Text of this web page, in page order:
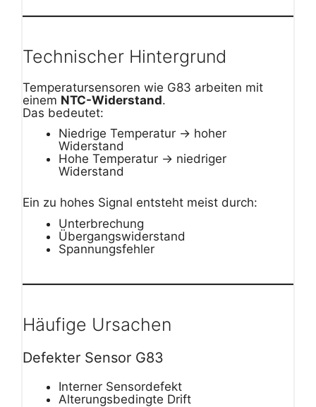
Technischer Hintergrund
Temperatursensoren wie G83 arbeiten mit
einem NTC-Widerstand.
Das bedeutet:
Niedrige Temperatur → hoher
Widerstand
Hohe Temperatur → niedriger
Widerstand
Ein zu hohes Signal entsteht meist durch:
Unterbrechung
Übergangswiderstand
Spannungsfehler
Häufige Ursachen
Defekter Sensor G83
Interner Sensordefekt
Alterungsbedingte Drift